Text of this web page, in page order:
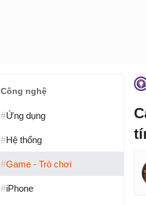
Công nghệ
#Ứng dụng
#Hệ thống
#Game - Trò chơi
#iPhone